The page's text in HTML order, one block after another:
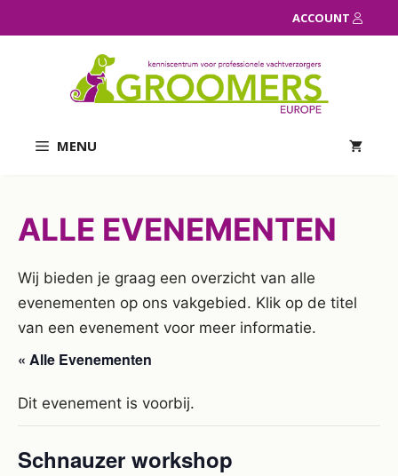
naar
ACCOUNT
MENU
ALLE EVENEMENTEN
Wij bieden je graag een overzicht van alle
evenementen op ons vakgebied. Klik op de titel
van een evenement voor meer informatie.
« Alle Evenementen
Dit evenement is voorbij.
Schnauzer workshop